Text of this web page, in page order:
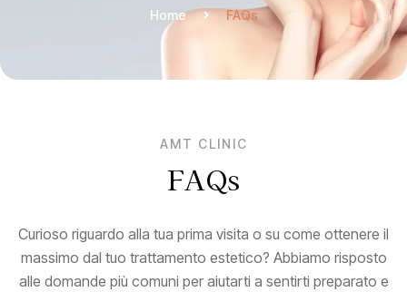
Home FAQs
FAQs
AMT CLINIC
Curioso riguardo alla tua prima visita o su come ottenere il
massimo dal tuo trattamento estetico? Abbiamo risposto
alle domande più comuni per aiutarti a sentirti preparato e